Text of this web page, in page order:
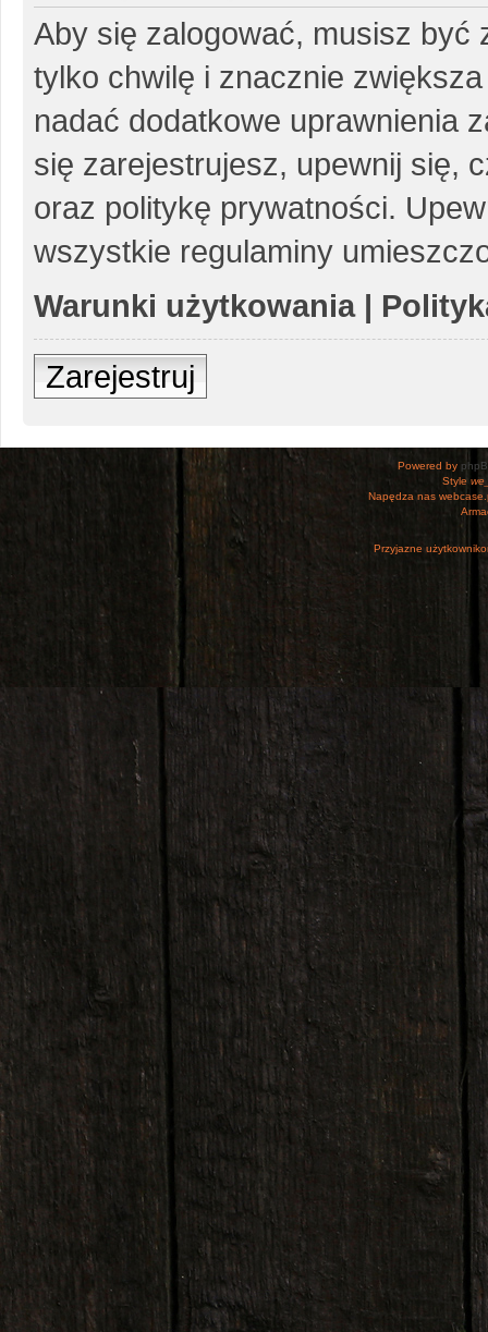
Aby się zalogować, musisz być
tylko chwilę i znacznie
nadać dodatkowe uprawnienia
się zarejestrujesz, upewnij się,
oraz politykę prywatności.
wszystkie regulaminy
Warunki użytkowania|
Zarejestruj
Powered by
Style
Napędza nas
Przyjazne